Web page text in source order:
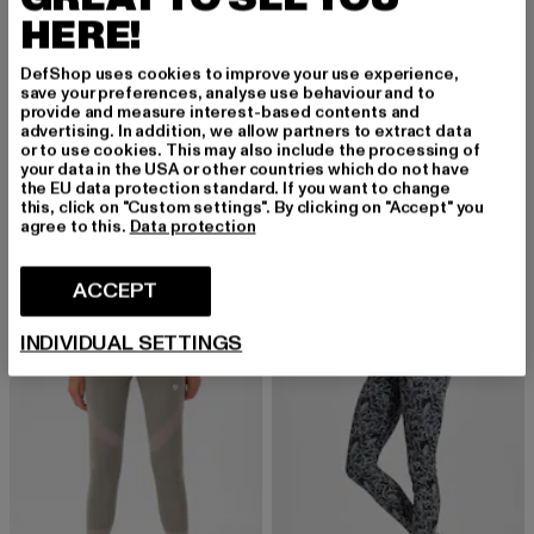
AIMN
Sense
30,10 EUR
Prix courant: 30,10 EUR
69,99 EURPrix en promotion: 69,99 EUR
BORN
Legging Nawal
34,15 EUR
Prix courant: 34,15 EUR
55,99 EURPrix en
NOUVEAU -60%
HERE!
DefShop uses cookies to improve your use experience,
save your preferences, analyse use behaviour and to
provide and measure interest-based contents and
advertising. In addition, we allow partners to extract data
or to use cookies. This may also include the processing of
your data in the USA or other countries which do not have
the EU data protection standard. If you want to change
this, click on "Custom settings". By clicking on "Accept" you
agree to this. Data protection
ACCEPT
INDIVIDUAL SETTINGS